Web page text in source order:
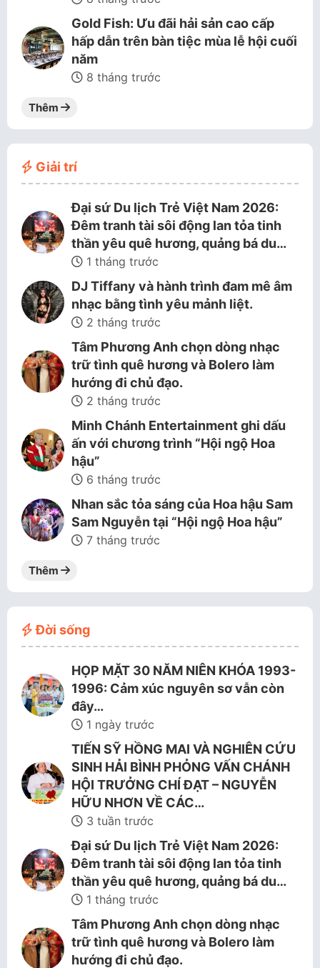
Gold Fish: Ưu đãi hải sản cao cấp
hấp dẫn trên bàn tiệc mùa lễ hội cuối
năm
8 tháng trước
Thêm
Giải trí
Đại sứ Du lịch Trẻ Việt Nam 2026:
Đêm tranh tài sôi động lan tỏa tinh
thần yêu quê hương, quảng bá du…
1 tháng trước
DJ Tiffany và hành trình đam mê âm
nhạc bằng tình yêu mảnh liệt.
2 tháng trước
Tâm Phương Anh chọn dòng nhạc
trữ tình quê hương và Bolero làm
hướng đi chủ đạo.
2 tháng trước
Minh Chánh Entertainment ghi dấu
ấn với chương trình “Hội ngộ Hoa
hậu”
6 tháng trước
Nhan sắc tỏa sáng của Hoa hậu Sam
Sam Nguyễn tại “Hội ngộ Hoa hậu”
7 tháng trước
Thêm
Đời sống
HỌP MẶT 30 NĂM NIÊN KHÓA 1993-
1996: Cảm xúc nguyên sơ vẫn còn
đây…
1 ngày trước
TIẾN SỸ HỒNG MAI VÀ NGHIÊN CỨU
SINH HẢI BÌNH PHỎNG VẤN CHÁNH
HỘI TRƯỞNG CHÍ ĐẠT – NGUYỄN
HỮU NHƠN VỀ CÁC…
3 tuần trước
Đại sứ Du lịch Trẻ Việt Nam 2026:
Đêm tranh tài sôi động lan tỏa tinh
thần yêu quê hương, quảng bá du…
1 tháng trước
Tâm Phương Anh chọn dòng nhạc
trữ tình quê hương và Bolero làm
hướng đi chủ đạo.